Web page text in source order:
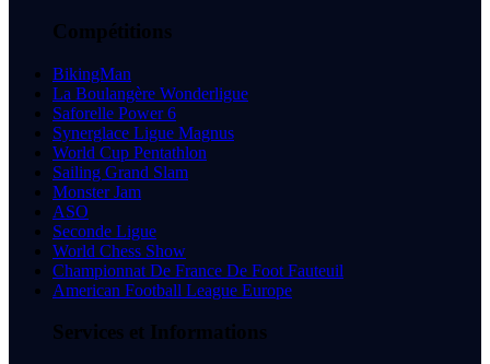
Compétitions
BikingMan
La Boulangère Wonderligue
Saforelle Power 6
Synerglace Ligue Magnus
World Cup Pentathlon
Sailing Grand Slam
Monster Jam
ASO
Seconde Ligue
World Chess Show
Championnat De France De Foot Fauteuil
American Football League Europe
Services et Informations